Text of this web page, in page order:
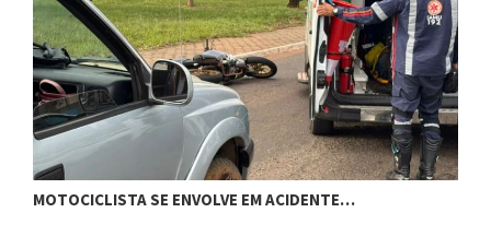
MOTOCICLISTA SE ENVOLVE EM ACIDENTE…